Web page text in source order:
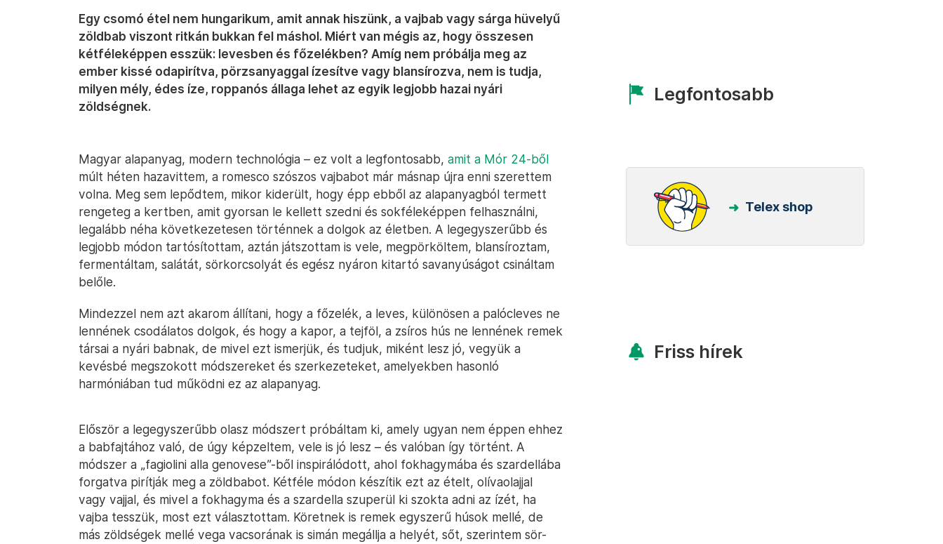
Egy csomó étel nem hungarikum, amit annak hiszünk, a vajbab vagy sárga hüvelyű
zöldbab viszont ritkán bukkan fel máshol. Miért van mégis az, hogy összesen
kétféleképpen esszük: levesben és főzelékben? Amíg nem próbálja meg az
ember kissé odapirítva, pörzsanyaggal ízesítve vagy blansírozva, nem is tudja,
milyen mély, édes íze, roppanós állaga lehet az egyik legjobb hazai nyári
zöldségnek.
Magyar alapanyag, modern technológia – ez volt a legfontosabb, amit a Mór 24-ből
múlt héten hazavittem, a romesco szószos vajbabot már másnap újra enni szerettem
volna. Meg sem lepődtem, mikor kiderült, hogy épp ebből az alapanyagból termett
rengeteg a kertben, amit gyorsan le kellett szedni és sokféleképpen felhasználni,
legalább néha következetesen történnek a dolgok az életben. A legegyszerűbb és
legjobb módon tartósítottam, aztán játszottam is vele, megpörköltem, blansíroztam,
fermentáltam, salátát, sörkorcsolyát és egész nyáron kitartó savanyúságot csináltam
belőle.
Mindezzel nem azt akarom állítani, hogy a főzelék, a leves, különösen a palócleves ne
lennének csodálatos dolgok, és hogy a kapor, a tejföl, a zsíros hús ne lennének remek
társai a nyári babnak, de mivel ezt ismerjük, és tudjuk, miként lesz jó, vegyük a
kevésbé megszokott módszereket és szerkezeteket, amelyekben hasonló
harmóniában tud működni ez az alapanyag.
Először a legegyszerűbb olasz módszert próbáltam ki, amely ugyan nem éppen ehhez
a babfajtához való, de úgy képzeltem, vele is jó lesz – és valóban így történt. A
módszer a „fagiolini alla genovese”-ből inspirálódott, ahol fokhagymába és szardellába
forgatva pirítják meg a zöldbabot. Kétféle módon készítik ezt az ételt, olívaolajjal
vagy vajjal, és mivel a fokhagyma és a szardella szuperül ki szokta adni az ízét, ha
vajba tesszük, most ezt választottam. Köretnek is remek egyszerű húsok mellé, de
más zöldségek mellé vega vacsorának is simán megállja a helyét, sőt, szerintem sör-
Legfontosabb
Telex shop
Friss hírek